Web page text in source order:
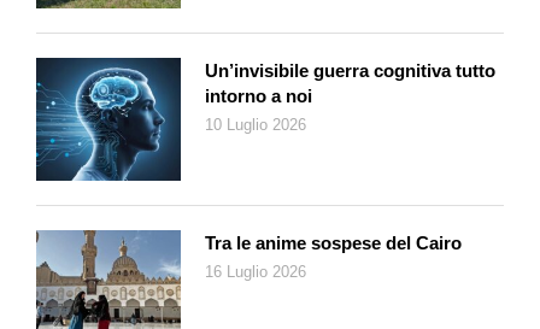
Un’invisibile guerra cognitiva tutto
intorno a noi
10 Luglio 2026
Tra le anime sospese del Cairo
16 Luglio 2026